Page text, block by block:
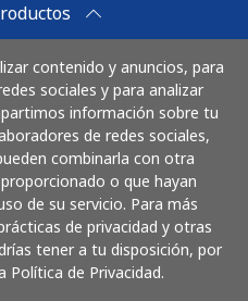
contenido y anuncios, para
sociales y para analizar
información sobre tu
de redes sociales,
combinarla con otra
o que hayan
de su servicio. Para más
de privacidad y otras
tener a tu disposición, por
de Privacidad.
con